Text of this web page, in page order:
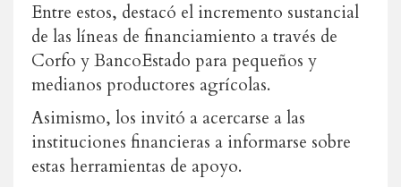
Entre estos, destacó el incremento sustancial
de las líneas de financiamiento a través de
Corfo y BancoEstado para pequeños y
medianos productores agrícolas.
Asimismo, los invitó a acercarse a las
instituciones financieras a informarse sobre
estas herramientas de apoyo.